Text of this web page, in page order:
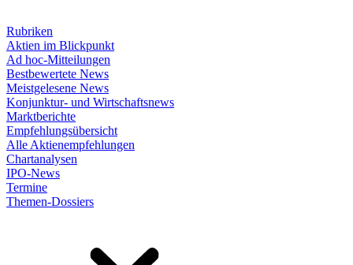
Rubriken
Aktien im Blickpunkt
Ad hoc-Mitteilungen
Bestbewertete News
Meistgelesene News
Konjunktur- und Wirtschaftsnews
Marktberichte
Empfehlungsübersicht
Alle Aktienempfehlungen
Chartanalysen
IPO-News
Termine
Themen-Dossiers